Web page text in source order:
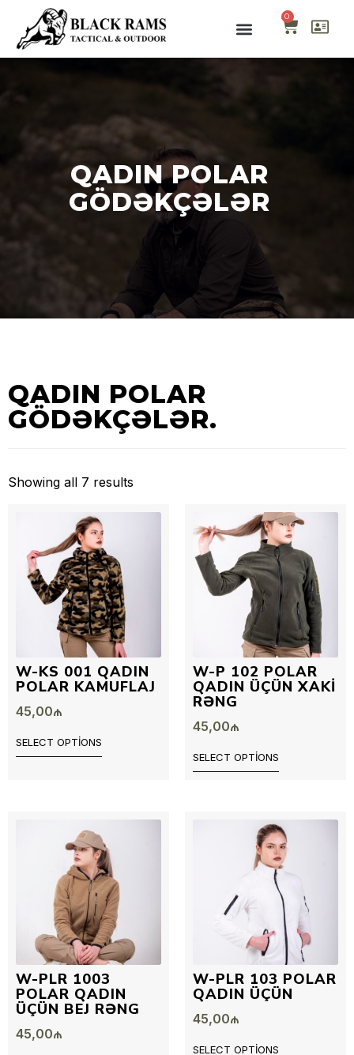
0
QADIN POLAR
GÖDƏKÇƏLƏR
QADIN POLAR
GÖDƏKÇƏLƏR.
Showing all 7 results
W-KS 001 QADIN
POLAR KAMUFLAJ
45,00₼
SELECT OPTIONS
W-P 102 POLAR
QADIN ÜÇÜN XAKI
RƏNG
45,00₼
SELECT OPTIONS
W-PLR 1003
POLAR QADIN
ÜÇÜN BEJ RƏNG
45,00₼
W-PLR 103 POLAR
QADIN ÜÇÜN
45,00₼
SELECT OPTIONS